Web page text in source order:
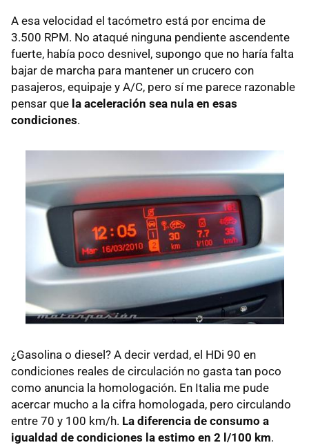
A esa velocidad el tacómetro está por encima de
3.500 RPM. No ataqué ninguna pendiente ascendente
fuerte, había poco desnivel, supongo que no haría falta
bajar de marcha para mantener un crucero con
pasajeros, equipaje y A/C, pero sí me parece razonable
pensar que la aceleración sea nula en esas
condiciones.
¿Gasolina o diesel? A decir verdad, el HDi 90 en
condiciones reales de circulación no gasta tan poco
como anuncia la homologación. En Italia me pude
acercar mucho a la cifra homologada, pero circulando
entre 70 y 100 km/h. La diferencia de consumo a
igualdad de condiciones la estimo en 2 l/100 km.